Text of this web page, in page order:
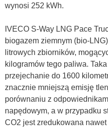
wynosi 252 kWh.
IVECO S-Way LNG Pace
biogazem ziemnym (bio-
litrowych zbiorników,
kilogramów tego paliwa.
przejechanie do 1600
znacznie mniejszą emisję
porównaniu z
napędowym, a w przypadku
CO2 jest zredukowana nawet